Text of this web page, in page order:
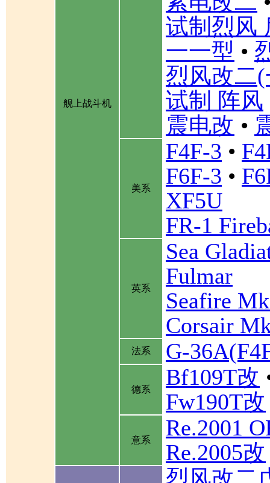
舰上战斗机
试制烈风
一一型 •
烈风改二
试制 阵风
震电改 •
美系
F4F-3 •
F6F-3 •
XF5U
FR-1
英系
Sea
Fulmar
Seafire
Corsair
法系 G-
德系 Bf109T改
Fw190T改
意系
Re.2001
Re.2005改
烈风改二